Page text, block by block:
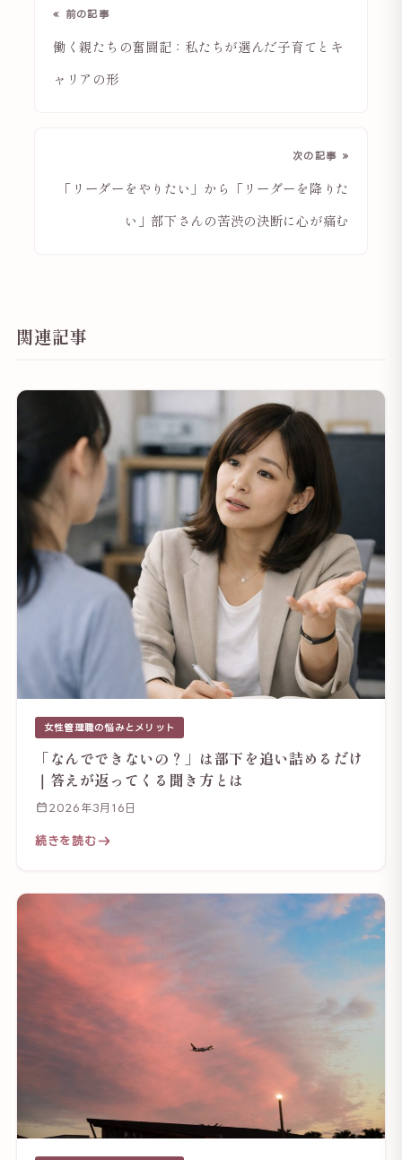
« 前の記事
働く親たちの奮闘記：私たちが選んだ子育てとキ
ャリアの形
次の記事 »
「リーダーをやりたい」から「リーダーを降りた
い」部下さんの苦渋の決断に心が痛む
関連記事
女性管理職の悩みとメリット
「なんでできないの？」は部下を追い詰めるだけ
｜答えが返ってくる聞き方とは
2026年3月16日
続きを読む